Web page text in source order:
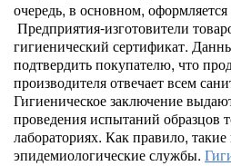
очередь, в основном, оформляется
Предприятия-изготовители
гигиенический сертификат.
подтвердить покупателю, что
производителя отвечает всем
Гигиеническое заключение
проведения испытаний образцов
лабораториях. Как правило,
эпидемиологические службы.